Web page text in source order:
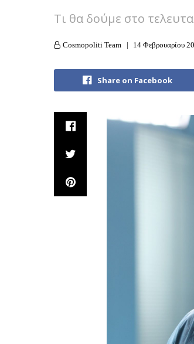
Tι θα δούμε στο
Cosmopoliti Team 14 Φεβρουαρίου
Share on Facebook